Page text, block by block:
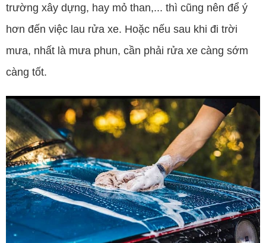
trường xây dựng, hay mỏ than,... thì cũng nên để ý
hơn đến việc lau rửa xe. Hoặc nếu sau khi đi trời
mưa, nhất là mưa phun, cần phải rửa xe càng sớm
càng tốt.